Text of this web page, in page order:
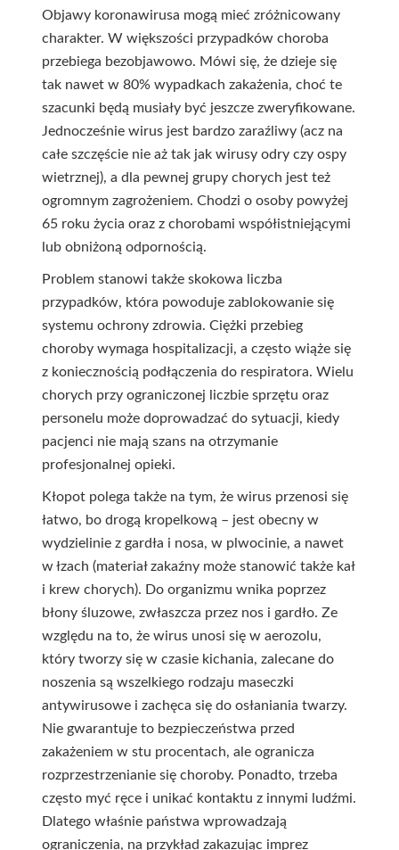
Objawy koronawirusa mogą mieć zróżnicowany
charakter. W większości przypadków choroba
przebiega bezobjawowo. Mówi się, że dzieje się
tak nawet w 80% wypadkach zakażenia, choć te
szacunki będą musiały być jeszcze zweryfikowane.
Jednocześnie wirus jest bardzo zaraźliwy (acz na
całe szczęście nie aż tak jak wirusy odry czy ospy
wietrznej), a dla pewnej grupy chorych jest też
ogromnym zagrożeniem. Chodzi o osoby powyżej
65 roku życia oraz z chorobami współistniejącymi
lub obniżoną odpornością.
Problem stanowi także skokowa liczba
przypadków, która powoduje zablokowanie się
systemu ochrony zdrowia. Ciężki przebieg
choroby wymaga hospitalizacji, a często wiąże się
z koniecznością podłączenia do respiratora. Wielu
chorych przy ograniczonej liczbie sprzętu oraz
personelu może doprowadzać do sytuacji, kiedy
pacjenci nie mają szans na otrzymanie
profesjonalnej opieki.
Kłopot polega także na tym, że wirus przenosi się
łatwo, bo drogą kropelkową – jest obecny w
wydzielinie z gardła i nosa, w plwocinie, a nawet
w łzach (materiał zakaźny może stanowić także kał
i krew chorych). Do organizmu wnika poprzez
błony śluzowe, zwłaszcza przez nos i gardło. Ze
względu na to, że wirus unosi się w aerozolu,
który tworzy się w czasie kichania, zalecane do
noszenia są wszelkiego rodzaju maseczki
antywirusowe i zachęca się do osłaniania twarzy.
Nie gwarantuje to bezpieczeństwa przed
zakażeniem w stu procentach, ale ogranicza
rozprzestrzenianie się choroby. Ponadto, trzeba
często myć ręce i unikać kontaktu z innymi ludźmi.
Dlatego właśnie państwa wprowadzają
ograniczenia, na przykład zakazując imprez